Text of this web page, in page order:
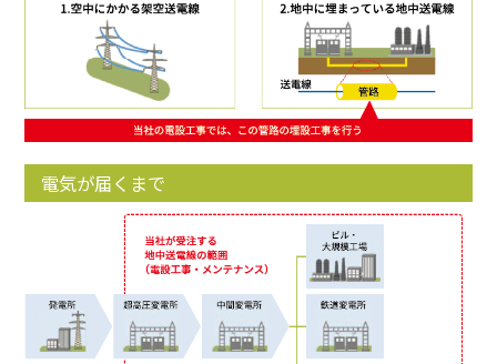
電気が届くまで